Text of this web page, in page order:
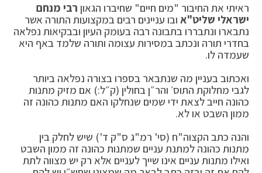
ראיתי את החיבור "מים חיים" שחיברו הגאון רבי מנחם
ישראלי שליט"א ובו עניינים רבים במקצועות התורה אשר
נתבארו ונתבררו בתבונה רבה בעומק העיון ובבקיאות נפלאה
בחדרי תורה ונכתב במסירות עצומה ותורה שלמד באף היא
שעמדה לו.
ואכתוב בעניין מה שנתבאר בספרו בצורה נפלאה ביותר
לגבי מחלוקת התוס׳ והר״ן בחולין (ק״ל:) אם מזיק מתנות
כהונה חייב לצאת ידי שמים שנחלקו האם מתנות כהונה זה
ממון השבט או לא.
והנה כתב הקצוה"ח (סי' רמ"ג ס"ק ד') שיש לחלק בין
מתנות כהונה למתנת עניים שמתנות כהונה זה ממון השבט
ואילו מתנות עניים אינו שייך לעניים אלא רק יש מצווה לתת